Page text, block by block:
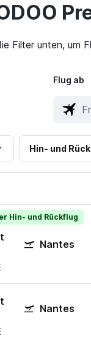
Filter unten, um
Flug ab
Hin- und
Hin- und Rückflug
Nantes
Nantes